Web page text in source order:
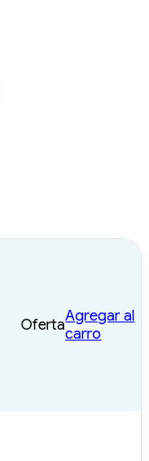
OfertaAgregar al
carro